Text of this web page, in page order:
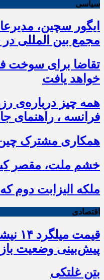
سیاسی
ایگور سچین،
مجمع بین المللی
تقاضا برای سوخت
خواهد یافت
همه چیز درباره‌ی
فرانسه ، راهنمای
همکاری مشترک
خشم ملت، مقصر
ملکه الیزابت دوم
اقتصادی
قیمت
پیش‌بینی وضعیت
بتن غلتکی